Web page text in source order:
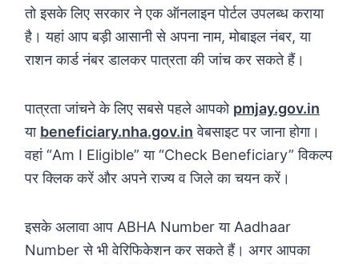
तो इसके लिए सरकार ने एक ऑनलाइन पोर्टल उपलब्ध कराया
है। यहां आप बड़ी आसानी से अपना नाम, मोबाइल नंबर, या
राशन कार्ड नंबर डालकर पात्रता की जांच कर सकते हैं।
पात्रता जांचने के लिए सबसे पहले आपको pmjay.gov.in
या beneficiary.nha.gov.in वेबसाइट पर जाना होगा।
वहां “Am I Eligible” या “Check Beneficiary” विकल्प
पर क्लिक करें और अपने राज्य व जिले का चयन करें।
इसके अलावा आप ABHA Number या Aadhaar
Number से भी वेरिफिकेशन कर सकते हैं। अगर आपका